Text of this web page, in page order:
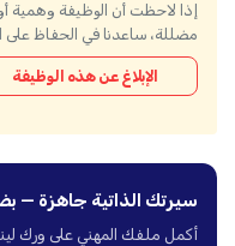
إذا لاحظت أن الوظيفة وهمية
مضللة، ساعدنا في الحفاظ على
الإبلاغ عن هذه الوظيفة
سيرتك الذاتية جاهزة —
أكمل ملفك المهني على ورك